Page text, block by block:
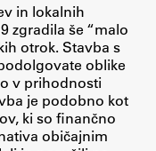
in lokalnih
zgradila še “malo
otrok. Stavba s
oblike
v prihodnosti
je podobno kot
ki so finančno
običajnim